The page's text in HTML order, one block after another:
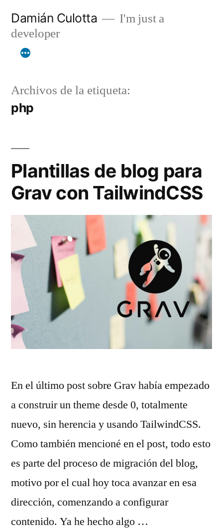
contenido
Damián Culotta
I'm just a
developer
Archivos de la etiqueta:
php
Plantillas de blog para
Grav con TailwindCSS
En el último post sobre Grav había empezado
a construir un theme desde 0, totalmente
nuevo, sin herencia y usando TailwindCSS.
Como también mencioné en el post, todo esto
es parte del proceso de migración del blog,
motivo por el cual hoy toca avanzar en esa
dirección, comenzando a configurar
contenido. Ya he hecho algo …